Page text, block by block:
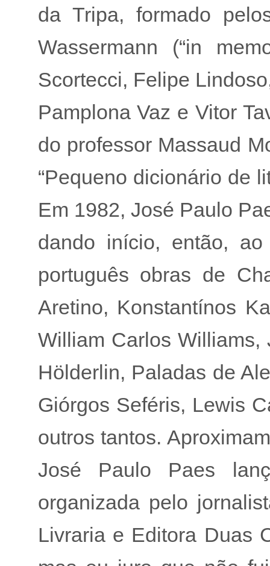
da Tripa, formado
Wassermann (“in
Scortecci, Felipe
Pamplona Vaz e Vitor
do professor Massaud
“Pequeno dicionário de
Em 1982, José Paulo
dando início, então,
português obras de
Aretino, Konstantínos
William Carlos
Hölderlin, Paladas de
Giórgos Seféris, Lewis
outros tantos.
José Paulo Paes
organizada pelo
Livraria e Editora Duas